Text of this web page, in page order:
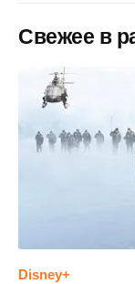
Свежее в
Disney+